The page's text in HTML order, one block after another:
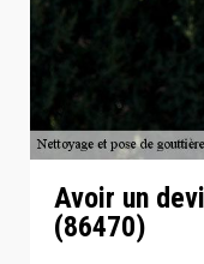
Avoir un
(86470)